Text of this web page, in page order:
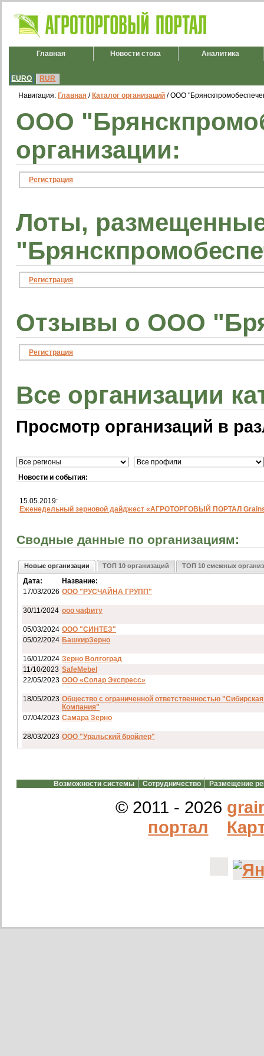
Главная Новости стока Аналитика
EURO RUR
Навигация: Главная / Каталог организаций / ООО
ООО
организации:
Регистрация
Лоты,
Регистрация
Отзывы о ООО
Регистрация
Все организации
Просмотр организаций в
Новости и события:
15.05.2019:
Еженедельный зерновой дайджест «АГРОТОРГОВЫЙ ПОРТАЛ
Сводные данные по организациям:
Новые организации ТОП 10 организаций ТОП 10 смежных
Дата:
Название:
17/03/2026 ООО "РУСЧАЙНА ГРУПП"
30/11/2024 ооо чафиту
05/03/2024 ООО "СИНТЕЗ"
05/02/2024 БашкирЗерно
16/01/2024 Зерно Волгоград
11/10/2023 SafeMebel
22/05/2023 ООО «Солар Экспресс»
18/05/2023 Общество с ограниченной ответственностью
Компания"
07/04/2023 Самара Зерно
28/03/2023 ООО "Уральский бройлер"
20/02/2023 GREENKO
Возможности системы Сотрудничество Размещение
© 2011 - 2026
портал